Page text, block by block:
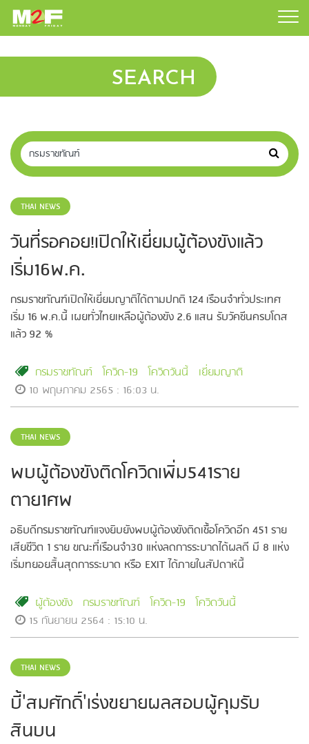
SEARCH
THAI NEWS
วันที่รอคอย!เปิดให้เยี่ยมผู้ต้องขังแล้ว
เริ่ม16พ.ค.
กรมราชทัณฑ์เปิดให้เยี่ยมญาติได้ตามปกติ 124 เรือนจำทั่วประเทศ
เริ่ม 16 พ.ค.นี้ เผยทั่วไทยเหลือผู้ต้องขัง 2.6 แสน รับวัคซีนครบโดส
แล้ว 92 %
กรมราชทัณฑ์ โควิด-19 โควิดวันนี้ เยี่ยมญาติ
10 พฤษภาคม 2565 : 16:03 น.
THAI NEWS
พบผู้ต้องขังติดโควิดเพิ่ม541ราย
ตาย1ศพ
อธิบดีกรมราชทัณฑ์แจงยิบยังพบผู้ต้องขังติดเชื้อโควิดอีก 451 ราย
เสียชีวิต 1 ราย ขณะที่เรือนจำ30 แห่งลดการระบาดได้ผลดี มี 8 แห่ง
เริ่มทยอยสิ้นสุดการระบาด หรือ EXIT ได้ภายในสัปดาห์นี้
ผู้ต้องขัง กรมราชทัณฑ์ โควิด-19 โควิดวันนี้
15 กันยายน 2564 : 15:10 น.
THAI NEWS
บี้'สมศักดิ์'เร่งขยายผลสอบผู้คุมรับ
สินบน